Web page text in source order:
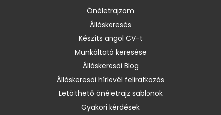
Önéletrajzom
Álláskeresés
Készíts angol CV-t
Munkáltató keresése
Álláskeresői Blog
Álláskeresői hírlevél feliratkozás
Letölthető önéletrajz sablonok
Gyakori kérdések